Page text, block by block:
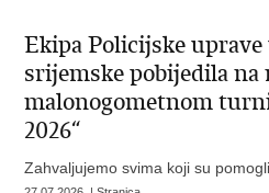
Ekipa Policijske
srijemske pobijedila
malonogometnom
2026“
Zahvaljujemo svima koji su